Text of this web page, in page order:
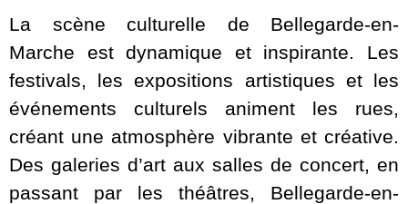
La scène culturelle de Bellegarde-en-
Marche est dynamique et inspirante. Les
festivals, les expositions artistiques et les
événements culturels animent les rues,
créant une atmosphère vibrante et créative.
Des galeries d’art aux salles de concert, en
passant par les théâtres, Bellegarde-en-